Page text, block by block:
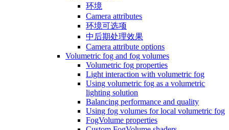
环境
Camera attributes
环境可选项
中后期处理效果
Camera attribute options
Volumetric fog and fog volumes
Volumetric fog properties
Light interaction with volumetric fog
Using volumetric fog as a volumetric
lighting solution
Balancing performance and quality
Using fog volumes for local volumetric fog
FogVolume properties